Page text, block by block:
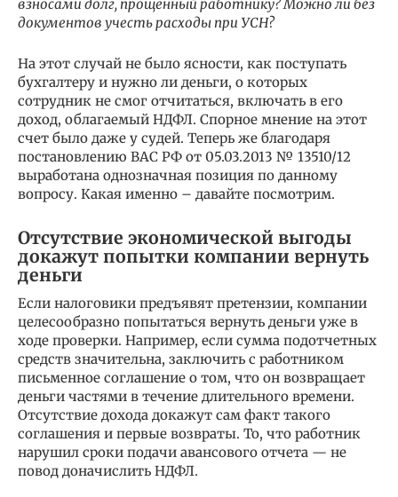
взносами долг, прощенный работнику? Можно ли без
документов учесть расходы при УСН?
На этот случай не было ясности, как поступать
бухгалтеру и нужно ли деньги, о которых
сотрудник не смог отчитаться, включать в его
доход, облагаемый НДФЛ. Спорное мнение на этот
счет было даже у судей. Теперь же благодаря
постановлению ВАС РФ от 05.03.2013 № 13510/12
выработана однозначная позиция по данному
вопросу. Какая именно – давайте посмотрим.
Отсутствие экономической выгоды
докажут попытки компании вернуть
деньги
Если налоговики предъявят претензии, компании
целесообразно попытаться вернуть деньги уже в
ходе проверки. Например, если сумма подотчетных
средств значительна, заключить с работником
письменное соглашение о том, что он возвращает
деньги частями в течение длительного времени.
Отсутствие дохода докажут сам факт такого
соглашения и первые возвраты. То, что работник
нарушил сроки подачи авансового отчета — не
повод доначислить НДФЛ.